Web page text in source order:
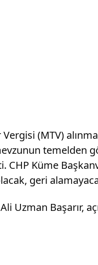
Vergisi (MTV)
temelden
CHP Küme
geri
Uzman Başarır,